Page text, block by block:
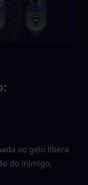
ao gelo libera
do inimigo,